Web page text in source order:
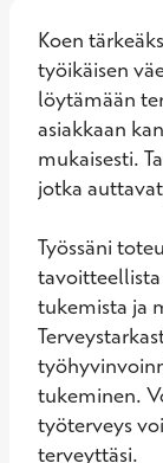
Koen
työikäisen
löytämään
asiakkaan
mukaisesti.
jotka
Työssäni
tukemista ja
tukeminen.
työterveys
terveyttäsi.